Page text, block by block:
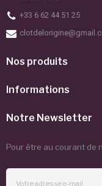
+33 6 62 44 51 25
Nos produits
Informations
Notre Newsletter
Pour être au courant de